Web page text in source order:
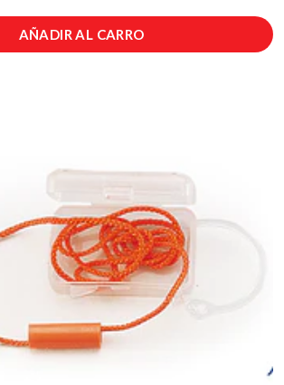
AÑADIR AL CARRO